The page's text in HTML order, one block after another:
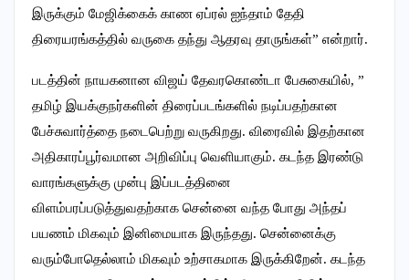
இருக்கும் மேஜிக்கைக் காண ஏப்ரல் ஐந்தாம் தேதி
திரையரங்கத்தில் வருகை தந்து ஆதரவு தாருங்கள்” என்றார்.
படத்தின் நாயகனான விஜய் தேவரகொண்டா பேசுகையில், ”
தமிழ் இயக்குநர்களின் திரைப்படங்களில் நடிப்பதற்கான
பேச்சுவார்த்தை நடைபெற்று வருகிறது. விரைவில் இதற்கான
அதிகாரப்பூர்வமான அறிவிப்பு வெளியாகும். கடந்த இரண்டு
வாரங்களுக்கு முன்பு இப்படத்தினை
விளம்பரப்படுத்துவதற்காக சென்னை வந்த போது அந்தப்
பயணம் மிகவும் இனிமையாக இருந்தது. சென்னைக்கு
வரும்போதெல்லாம் மிகவும் உற்சாகமாக இருக்கிறேன். கடந்த